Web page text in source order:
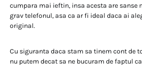
cumpara mai ieftin, insa acesta are sanse
grav telefonul, asa ca ar fi ideal daca ai
original.
Cu siguranta daca stam sa tinem cont de
nu putem decat sa ne bucuram de faptul